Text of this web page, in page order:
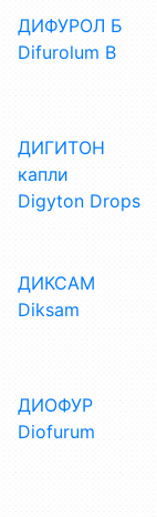
ДИФУРОЛ Б
Difurolum В
ДИГИТОН
капли
Digyton Drops
ДИКСАМ
Diksam
ДИОФУР
Diofurum